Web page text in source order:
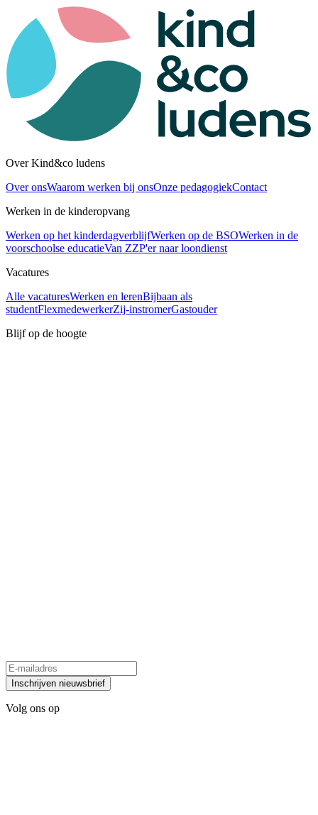
Over Kind&co ludens
Over onsWaarom werken bij onsOnze pedagogiekContact
Werken in de kinderopvang
Werken op het kinderdagverblijfWerken op de BSOWerken in de
voorschoolse educatieVan ZZP'er naar loondienst
Vacatures
Alle vacaturesWerken en lerenBijbaan als
studentFlexmedewerkerZij-instromerGastouder
Blijf op de hoogte
Inschrijven nieuwsbrief
Volg ons op